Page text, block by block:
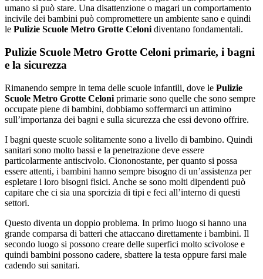
umano si può stare. Una disattenzione o magari un comportamento
incivile dei bambini può compromettere un ambiente sano e quindi
le Pulizie Scuole Metro Grotte Celoni diventano fondamentali.
Pulizie Scuole Metro Grotte Celoni primarie, i bagni
e la sicurezza
Rimanendo sempre in tema delle scuole infantili, dove le Pulizie
Scuole Metro Grotte Celoni primarie sono quelle che sono sempre
occupate piene di bambini, dobbiamo soffermarci un attimino
sull’importanza dei bagni e sulla sicurezza che essi devono offrire.
I bagni queste scuole solitamente sono a livello di bambino. Quindi
sanitari sono molto bassi e la penetrazione deve essere
particolarmente antiscivolo. Ciononostante, per quanto si possa
essere attenti, i bambini hanno sempre bisogno di un’assistenza per
espletare i loro bisogni fisici. Anche se sono molti dipendenti può
capitare che ci sia una sporcizia di tipi e feci all’interno di questi
settori.
Questo diventa un doppio problema. In primo luogo si hanno una
grande comparsa di batteri che attaccano direttamente i bambini. Il
secondo luogo si possono creare delle superfici molto scivolose e
quindi bambini possono cadere, sbattere la testa oppure farsi male
cadendo sui sanitari.